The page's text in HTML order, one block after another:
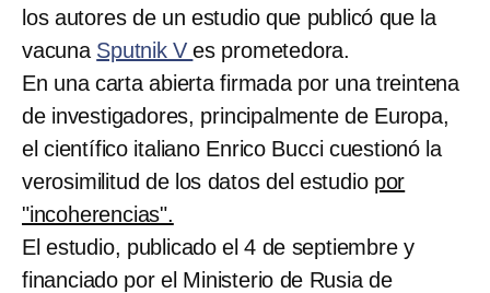
los autores de un estudio que publicó que la
vacuna Sputnik Ves prometedora.
En una carta abierta firmada por una treintena
de investigadores, principalmente de Europa,
el científico italiano Enrico Bucci cuestionó la
verosimilitud de los datos del estudio por
"incoherencias".
El estudio, publicado el 4 de septiembre y
financiado por el Ministerio de Rusia de